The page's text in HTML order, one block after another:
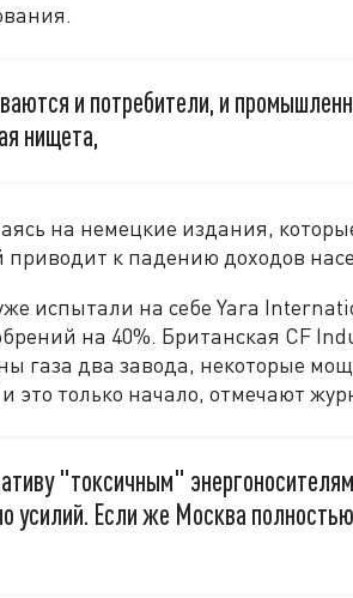
и потребители, и
нищета,
на немецкие издания,
к падению доходов
испытали на себе Yara
на 40%. Британская CF
газа два завода, некоторые
это только начало, отмечают
"токсичным"
усилий. Если же Москва